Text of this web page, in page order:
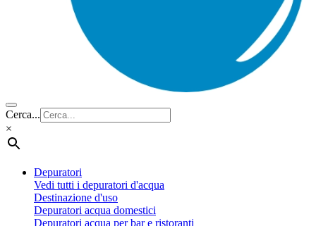
Cerca...
×
Depuratori
Vedi tutti i depuratori d'acqua
Destinazione d'uso
Depuratori acqua domestici
Depuratori acqua per bar e ristoranti